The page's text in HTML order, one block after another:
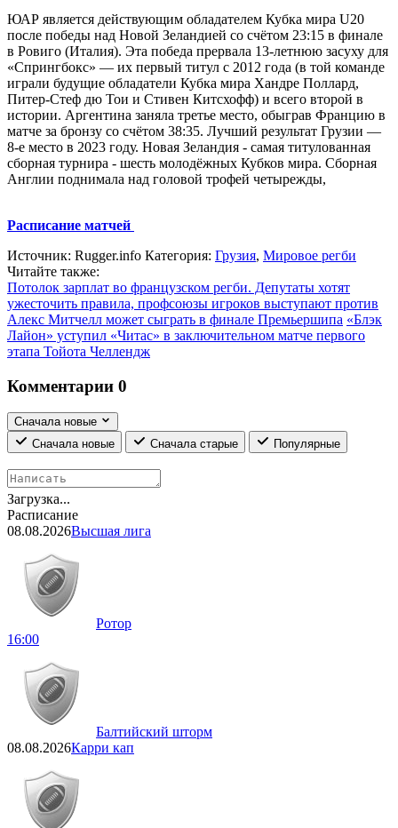
ЮАР является действующим обладателем Кубка мира U20
после победы над Новой Зеландией со счётом 23:15 в финале
в Ровиго (Италия). Эта победа прервала 13-летнюю засуху для
«Спрингбокс» — их первый титул с 2012 года (в той команде
играли будущие обладатели Кубка мира Хандре Поллард,
Питер-Стеф дю Тои и Стивен Китсхофф) и всего второй в
истории. Аргентина заняла третье место, обыграв Францию в
матче за бронзу со счётом 38:35. Лучший результат Грузии —
8-е место в 2023 году. Новая Зеландия - самая титулованная
сборная турнира - шесть молодёжных Кубков мира. Сборная
Англии поднимала над головой трофей четырежды,
Расписание матчей
Источник: Rugger.info Категория: Грузия, Мировое регби
Читайте также:
Потолок зарплат во французском регби. Депутаты хотят
ужесточить правила, профсоюзы игроков выступают против
Алекс Митчелл может сыграть в финале Премьершипа «Блэк
Лайон» уступил «Читас» в заключительном матче первого
этапа Тойота Челлендж
Комментарии 0
Сначала новые
Сначала новые
Сначала старые Популярные
Загрузка...
Расписание
08.08.2026Высшая лига
Ротор
16:00
Балтийский шторм
08.08.2026Карри кап